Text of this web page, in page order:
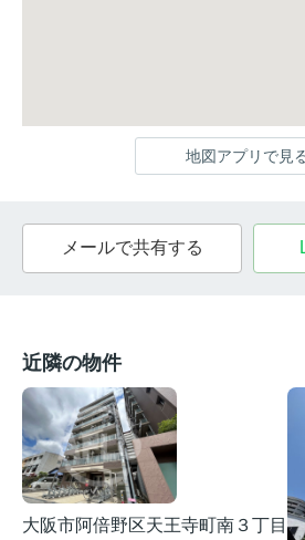
地図アプリで見
メールで共有する
近隣の物件
大阪市阿倍野区天王寺町南３丁目